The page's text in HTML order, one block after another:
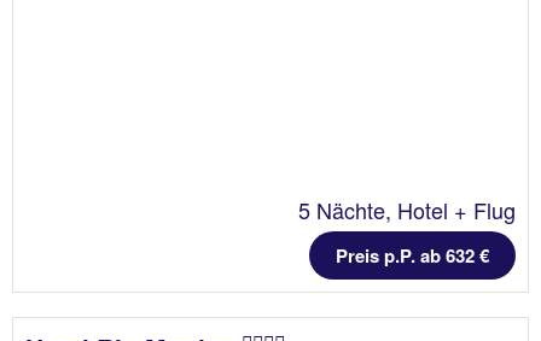
5 Nächte, Hotel + Flug
Preis p.P. ab 632 €